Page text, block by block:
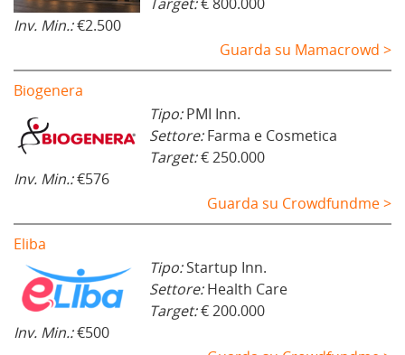
Inv. Min.:€2.500
Guarda su Mamacrowd >
Biogenera
Tipo:PMI Inn.
Settore:Farma e Cosmetica
Target:€ 250.000
Inv. Min.:€576
Guarda su Crowdfundme >
Eliba
Tipo:Startup Inn.
Settore:Health Care
Target:€ 200.000
Inv. Min.:€500